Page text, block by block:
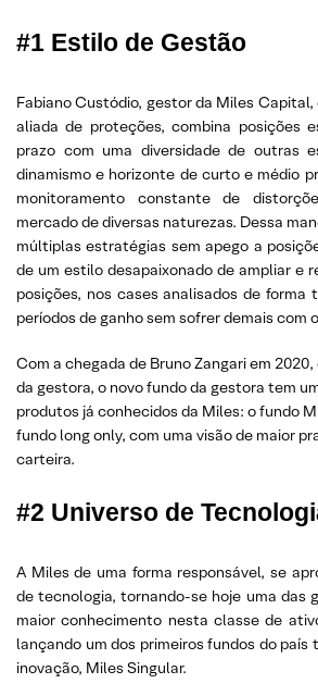
#1 Estilo de Gestão
Fabiano Custódio, gestor da Miles
aliada de proteções, combina posições
prazo com uma diversidade de outras
dinamismo e horizonte de curto e médio
monitoramento constante de
mercado de diversas naturezas. Dessa
múltiplas estratégias sem apego a
de um estilo desapaixonado de ampliar e
posições, nos cases analisados de forma
períodos de ganho sem sofrer demais com
Com a chegada de Bruno Zangari em
da gestora, o novo fundo da gestora tem
produtos já conhecidos da Miles: o fundo
fundo long only, com uma visão de maior
carteira.
#2 Universo de
A Miles de uma forma responsável, se
de tecnologia, tornando-se hoje uma das
maior conhecimento nesta classe de
lançando um dos primeiros fundos do
inovação, Miles Singular.